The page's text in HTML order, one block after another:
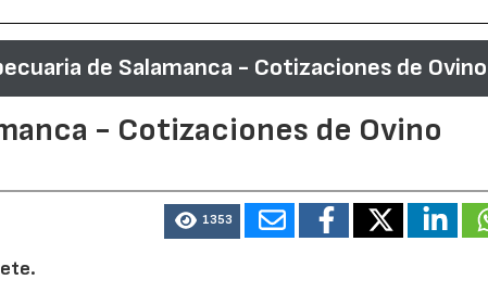
de Salamanca - Cotizaciones de Ovino
- Cotizaciones de Ovino
1353